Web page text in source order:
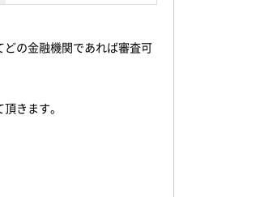
の金融機関であれば審査可
きます。